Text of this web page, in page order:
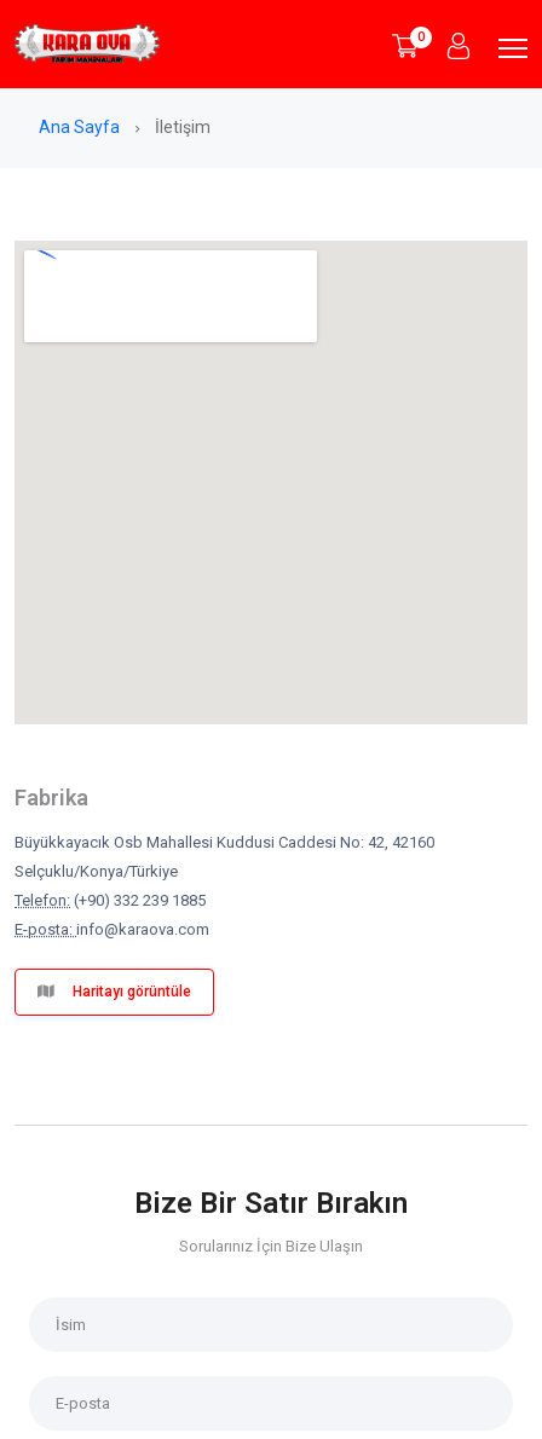
0
Ana Sayfa İletişim
Fabrika
Büyükkayacık Osb Mahallesi Kuddusi Caddesi No: 42, 42160
Selçuklu/Konya/Türkiye
Telefon: (+90) 332 239 1885
E-posta: info@karaova.com
Haritayı görüntüle
Bize Bir Satır Bırakın
Sorularınız İçin Bize Ulaşın